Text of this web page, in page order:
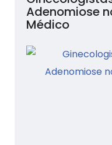
Adenomiose
Médico